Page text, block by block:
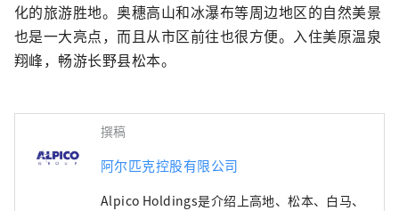
化的旅游胜地。奥穗高山和冰瀑布等周边地区的自然美景
也是一大亮点，而且从市区前往也很方便。入住美原温泉
翔峰，畅游长野县松本。
撰稿
阿尔匹克控股有限公司
Alpico Holdings是介绍上高地、松本、白马、